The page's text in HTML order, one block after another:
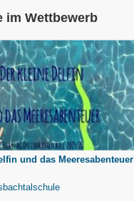
im Wettbewerb
und das Meeresabenteuer